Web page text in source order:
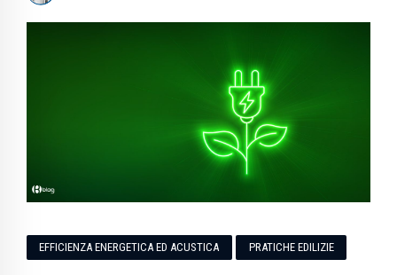
EFFICIENZA ENERGETICA ED ACUSTICA PRATICHE EDILIZIE